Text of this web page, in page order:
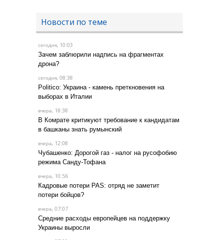
Новости по теме
сегодня, 10:03
Зачем заблюрили надпись на фрагментах
дрона?
сегодня, 08:38
Politico: Украина - камень преткновения на
выборах в Италии
вчера, 18:38
В Комрате критикуют требование к кандидатам
в башканы знать румынский
вчера, 12:08
Чубашенко: Дорогой газ - налог на русофобию
режима Санду-Тофана
вчера, 10:56
Кадровые потери PAS: отряд не заметит
потери бойцов?
вчера, 07:07
Средние расходы европейцев на поддержку
Украины выросли